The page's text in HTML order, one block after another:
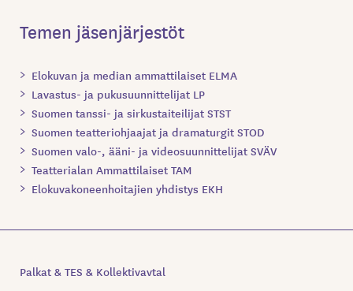
Temen jäsenjärjestöt
Elokuvan ja median ammattilaiset ELMA
Lavastus- ja pukusuunnittelijat LP
Suomen tanssi- ja sirkustaiteilijat STST
Suomen teatteriohjaajat ja dramaturgit STOD
Suomen valo-, ääni- ja videosuunnittelijat SVÄV
Teatterialan Ammattilaiset TAM
Elokuvakoneenhoitajien yhdistys EKH
Palkat & TES & Kollektivavtal